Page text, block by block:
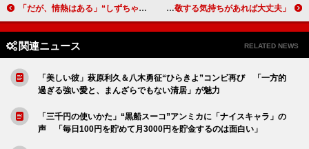
「だが、情熱はある」“しずちゃん”富田望生の登場シーンに反響 「しずちゃんまで似ているとはびっくり」「雰囲気があって大きく見える」 山寺宏一、絆を深めるために大切なことは「リスペクト」 「駄目なところがあっても互いに尊敬する気持ちがあれば大丈夫」
関連ニュース RELATED NEWS
「美しい彼」萩原利久＆八木勇征“ひらきよ”コンビ再び 「一方的
過ぎる強い愛と、まんざらでもない清居」が魅力
「三千円の使いかた」“黒船スーコ”アンミカに「ナイスキャラ」の
声 「毎日100円を貯めて月3000円を貯金するのは面白い」